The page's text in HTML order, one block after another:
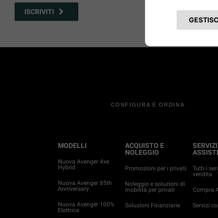
ISCRIVITI
CONFIGURA E ORDINA
MODELLI
Nuova Avenger 4xe
Hybrid
Nuova Avenger 85th
Anniversary
Nuova Avenger 100%
Elettrica
ACQUISTO E
NOLEGGIO
Promozioni per i privati
Noleggio e soluzioni di
mobilità per privati
Soluzioni Finanziarie
SERVIZI
Tutti i
vendita
Compra
Servizi